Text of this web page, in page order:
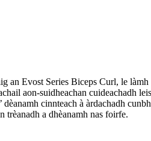
an Evost Series Biceps Curl, le
aon-suidheachan cuideachadh
cinnteach à àrdachadh
trèanadh a dhèanamh nas foirfe.